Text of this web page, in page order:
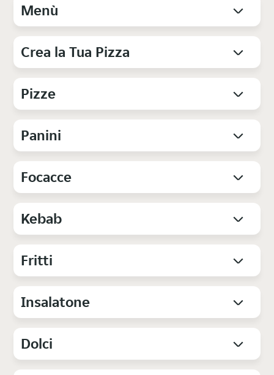
Menù
Crea la Tua Pizza
Pizze
Panini
Focacce
Kebab
Fritti
Insalatone
Dolci